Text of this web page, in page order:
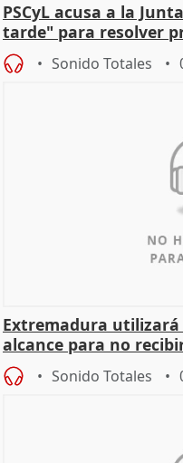
PSCyL acusa a la
tarde" para resolver
Sonido Totales
Extremadura utilizará
alcance para no
Sonido Totales